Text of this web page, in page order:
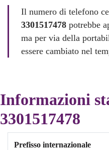
Il numero di telefono
3301517478 potrebbe
ma per via della
essere cambiato nel
Informazioni
3301517478
Prefisso internazionale